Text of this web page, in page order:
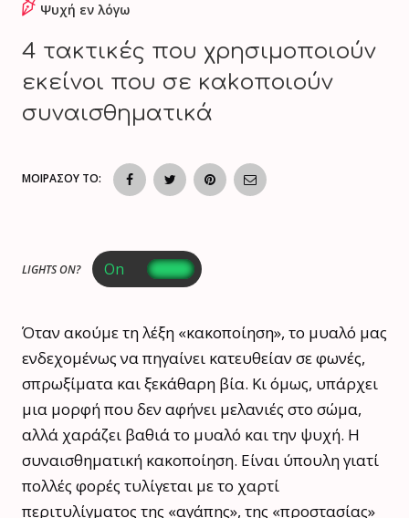
Ψυχή εν λόγω
4 τακτικές που χρησιμοποιούν
εκείνοι που σε καkοποιούν
συναισθηματικά
ΜΟΙΡΑΣΟΥ ΤΟ:
LIGHTS ON?
Όταν ακούμε τη λέξη «κακοποίηση», το μυαλό μας
ενδεχομένως να πηγαίνει κατευθείαν σε φωνές,
σπρωξίματα και ξεκάθαρη βία. Κι όμως, υπάρχει
μια μορφή που δεν αφήνει μελανιές στο σώμα,
αλλά χαράζει βαθιά το μυαλό και την ψυχή. Η
συναισθηματική κακοποίηση. Είναι ύπουλη γιατί
πολλές φορές τυλίγεται με το χαρτί
περιτυλίγματος της «αγάπης», της «προστασίας»